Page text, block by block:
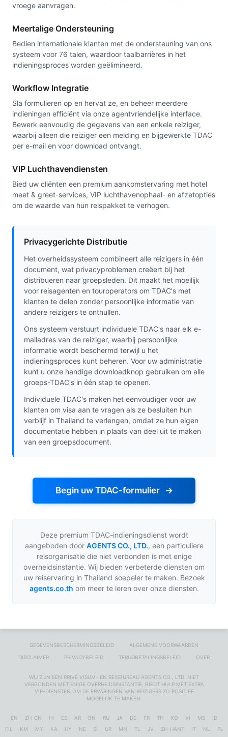
vroege aanvragen.
Meertalige Ondersteuning
Bedien internationale klanten met de ondersteuning van ons
systeem voor 76 talen, waardoor taalbarrières in het
indieningsproces worden geëlimineerd.
Workflow Integratie
Sla formulieren op en hervat ze, en beheer meerdere
indieningen efficiënt via onze agentvriendelijke interface.
Bewerk eenvoudig de gegevens van een enkele reiziger,
waarbij alleen die reiziger een melding en bijgewerkte TDAC
per e-mail en voor download ontvangt.
VIP Luchthavendiensten
Bied uw cliënten een premium aankomstervaring met hotel
meet & greet-services, VIP luchthavenophaal- en afzetopties
om de waarde van hun reispakket te verhogen.
Privacygerichte Distributie
Het overheidssysteem combineert alle reizigers in één
document, wat privacyproblemen creëert bij het
distribueren naar groepsleden. Dit maakt het moeilijk
voor reisagenten en touroperators om TDAC's met
klanten te delen zonder persoonlijke informatie van
andere reizigers te onthullen.
Ons systeem verstuurt individuele TDAC's naar elk e-
mailadres van de reiziger, waarbij persoonlijke
informatie wordt beschermd terwijl u het
indieningsproces kunt beheren. Voor uw administratie
kunt u onze handige downloadknop gebruiken om alle
groeps-TDAC's in één stap te openen.
Individuele TDAC's maken het eenvoudiger voor uw
klanten om visa aan te vragen als ze besluiten hun
verblijf in Thailand te verlengen, omdat ze hun eigen
documentatie hebben in plaats van deel uit te maken
van een groepsdocument.
Begin uw TDAC-formulier
Deze premium TDAC-indieningsdienst wordt
aangeboden door AGENTS CO., LTD., een particuliere
reisorganisatie die niet verbonden is met enige
overheidsinstantie. Wij bieden verbeterde diensten om
uw reiservaring in Thailand soepeler te maken. Bezoek
agents.co.th om meer te leren over onze diensten.
GEGEVENSBESCHERMINGSBELEID
ALGEMENE VOORWAARDEN
DISCLAIMER
PRIVACYBELEID TERUGBETALINGSBELEID OVER
WIJ ZIJN EEN PRIVÉ VISUM- EN REISBUREAU AGENTS CO., LTD. NIET
VERBONDEN MET ENIGE OVERHEIDSINSTANTIE, BIEDT HULP MET EXTRA
VIP-DIENSTEN OM DE ERVARINGEN VAN REIZIGERS ZO POSITIEF
MOGELIJK TE MAKEN.
EN ZH-CN HI ES AR BN RU JA DE FR TH KO VI MS
ID
FIL
KM MY KA HY NE SI UR MN TL JV ZH-HANT IT NL PL